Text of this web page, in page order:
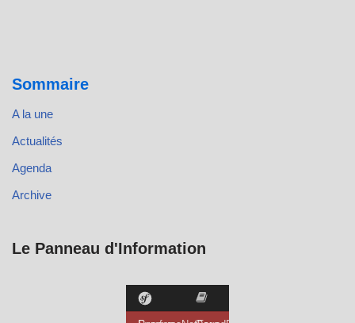
Sommaire
A la une
Actualités
Agenda
Archive
Le Panneau d'Information